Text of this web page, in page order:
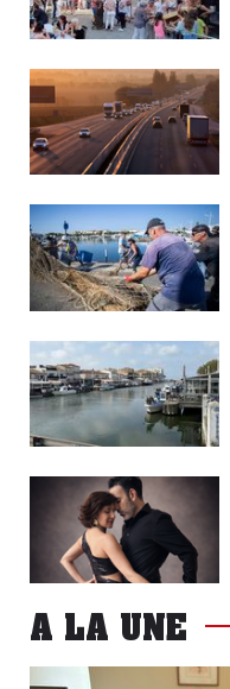
A LA UNE